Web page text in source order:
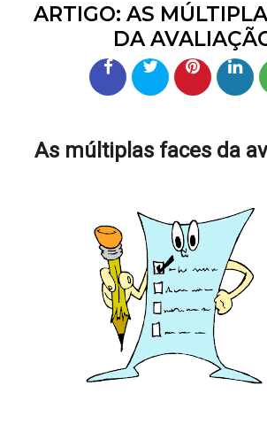
ARTIGO: AS
DA
As múltiplas faces da